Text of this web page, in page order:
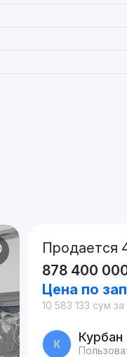
Продается
878 400
Цена по
10 583 133 сум за
К Курбан